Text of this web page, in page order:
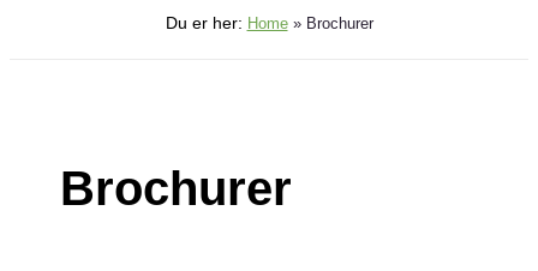
Du er her: Home» Brochurer
Brochurer